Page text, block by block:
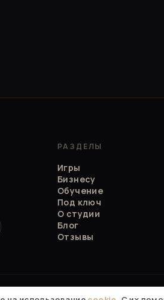
РАЗДЕЛЫ
Игры
Бизнесу
Обучение
Под ключ
О студии
Блог
Отзывы